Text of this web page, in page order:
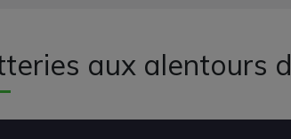
aux alentours